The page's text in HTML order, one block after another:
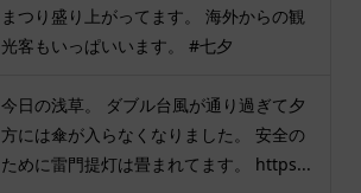
まつり盛り上がってます。 海外からの観
光客もいっぱいいます。 #七夕
今日の浅草。 ダブル台風が通り過ぎて夕
方には傘が入らなくなりました。 安全の
ために雷門提灯は畳まれてます。 https...